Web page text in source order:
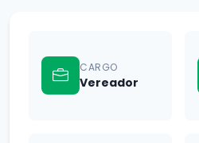
CARGO
Vereador